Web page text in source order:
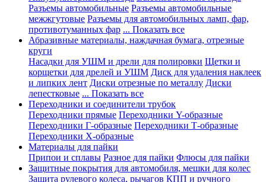
Разъемы автомобильные Разъемы автомобильные
межжгутовые Разъемы для автомобильных ламп, фар,
противотуманных фар ... Показать все
Абразивные материалы, наждачная бумага, отрезные
круги
Насадки для УШМ и дрели для полировки Щетки и
корщетки для дрелей и УШМ Диск для удаления наклеек
и липких лент Диски отрезные по металлу Диски
лепестковые ... Показать все
Переходники и соединители трубок
Переходники прямые Переходники Y-образные
Переходники Г-образные Переходники Т-образные
Переходники Х-образные
Материалы для пайки
Припои и сплавы Разное для пайки Флюсы для пайки
Защитные покрытия для автомобиля, мешки для колес
Защита рулевого колеса, рычагов КПП и ручного